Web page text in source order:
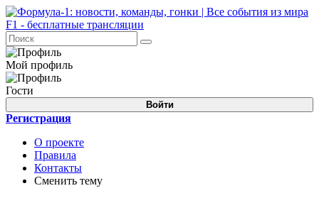
Мой профиль
Гости
Войти
Регистрация
О проекте
Правила
Контакты
Сменить тему